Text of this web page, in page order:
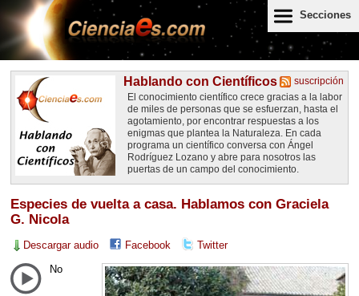
Secciones
suscripción
Hablando con Científicos
El conocimiento científico crece gracias a la labor
de miles de personas que se esfuerzan, hasta el
agotamiento, por encontrar respuestas a los
enigmas que plantea la Naturaleza. En cada
programa un científico conversa con Ángel
Rodríguez Lozano y abre para nosotros las
puertas de un campo del conocimiento.
Especies de vuelta a casa. Hablamos con Graciela
G. Nicola
Descargar audio Facebook Twitter
No